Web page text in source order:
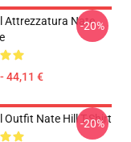
Attrezzatura Nate
44,11 €
-20%
Outfit Nate Hill T-Shirt
-20%